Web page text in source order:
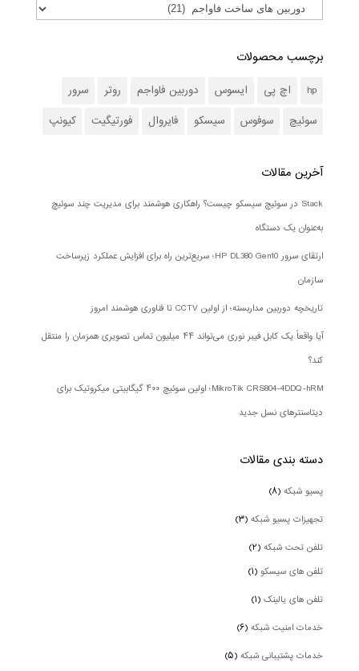
برچسب محصولات
hp اچ پی ایسوس دوربین فاواجم روتر
سرور
سوئیچ
سوفوس سیسکو فایروال فورتیگیت کیونپ
آخرین مقالات
Stack در سوئیچ سیسکو چیست؟ راهکاری هوشمند برای مدیریت چند سوئیچ
به‌عنوان یک دستگاه
ارتقای سرور HP DL380 Gen10؛ سریع‌ترین راه برای افزایش عملکرد زیرساخت
سازمان
تاریخچه دوربین مداربسته؛ از اولین CCTV تا فناوری هوشمند امروز
آیا واقعاً یک کابل فیبر نوری می‌تواند ۴۴ میلیون تماس تصویری همزمان را منتقل
کند؟
MikroTik CRS804-4DDQ-hRM؛ اولین سوئیچ ۴۰۰ گیگابیتی میکروتیک برای
دیتاسنترهای نسل جدید
دسته بندی‌ مقالات
پسیو شبکه(۸)
تجهیزات پسیو شبکه(۳)
تلفن تحت شبکه(۲)
تلفن های سیسکو(۱)
تلفن های یالینک(۱)
خدمات امنیت شبکه(۶)
خدمات پشتیبانی شبکه(۵)